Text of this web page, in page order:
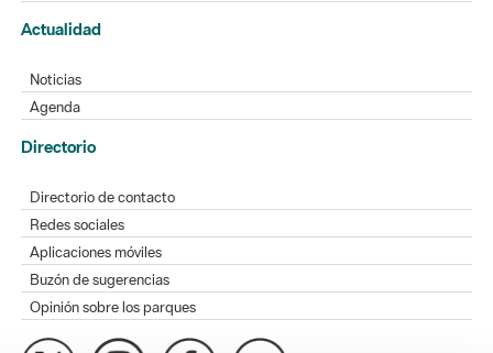
Actualidad
Noticias
Agenda
Directorio
Directorio de contacto
Redes sociales
Aplicaciones móviles
Buzón de sugerencias
Opinión sobre los parques